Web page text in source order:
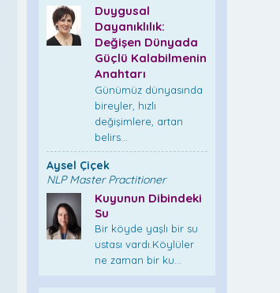
Duygusal
Dayanıklılık:
Değişen Dünyada
Güçlü Kalabilmenin
Anahtarı
Günümüz dünyasında
bireyler, hızlı
değişimlere, artan
belirs...
Aysel Çiçek
NLP Master Practitioner
Kuyunun Dibindeki
Su
Bir köyde yaşlı bir su
ustası vardı.Köylüler
ne zaman bir ku...